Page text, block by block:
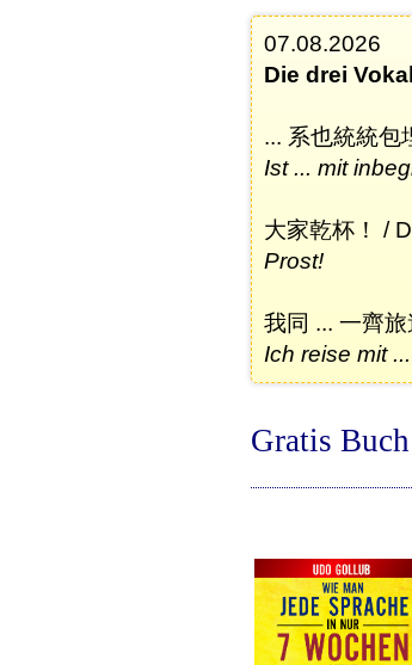
07.08.2026
Die drei
... 系也統統包
Ist ... mit
大家乾杯！ /
Prost!
我同 ... 一齊
Ich reise mit ...
Gratis Buch